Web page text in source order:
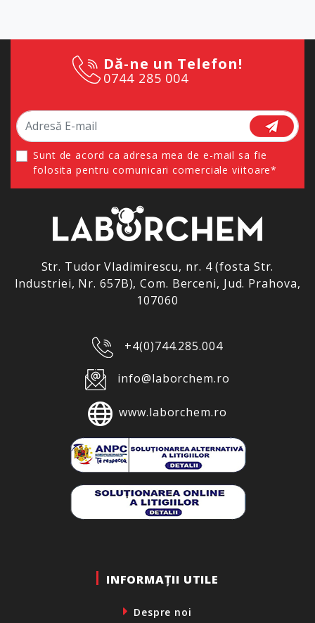
Dă-ne un Telefon!
0744 285 004
Sunt de acord ca adresa mea de e-mail sa fie
folosita pentru comunicari comerciale viitoare*
Str. Tudor Vladimirescu, nr. 4 (fosta Str.
Industriei, Nr. 657B), Com. Berceni, Jud. Prahova,
107060
+4(0)744.285.004
info@laborchem.ro
www.laborchem.ro
INFORMAȚII UTILE
Despre noi